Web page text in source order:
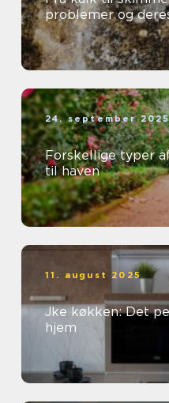
problemer og
24. september
Forskellige typer
til haven
11. august 2025
Jke køkken: Det
hjem